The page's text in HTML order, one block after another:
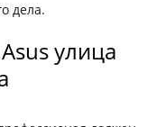
дела.
улица